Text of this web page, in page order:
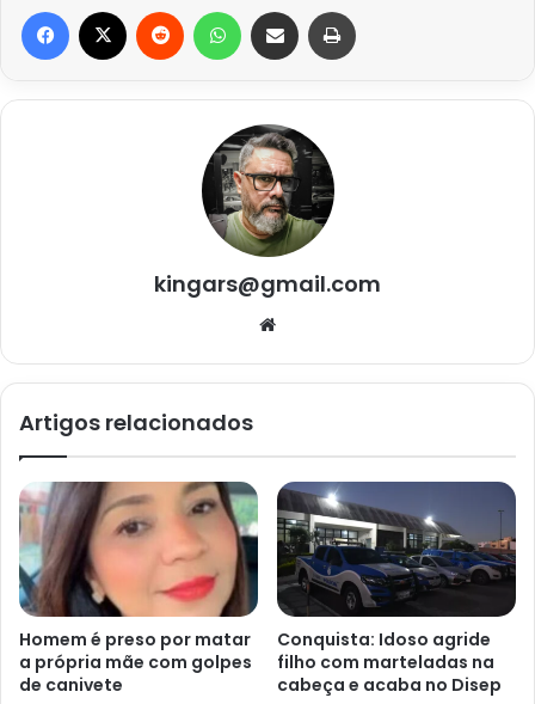
Facebook Reddit WhatsAppCompartilhar via e-mail
kingars@gmail.com
Artigos relacionados
Homem é preso por matar
a própria mãe com golpes
de canivete
Conquista: Idoso agride
filho com marteladas na
cabeça e acaba no Disep